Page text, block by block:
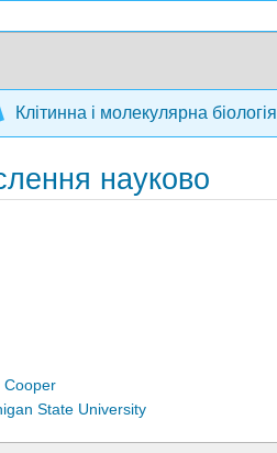
Клітинна і молекулярна біологія
науково
Cooper
State University